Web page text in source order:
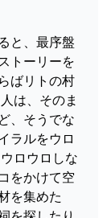
と、最序盤
トーリーを
ばリトの村
は、そのま
、そうでな
ラルをウロ
ロウロしな
をかけて空
を集めた